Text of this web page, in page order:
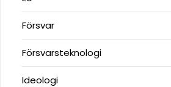
Försvar
Försvarsteknologi
Ideologi